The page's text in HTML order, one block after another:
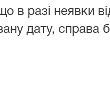
в разі неявки
дату, справа